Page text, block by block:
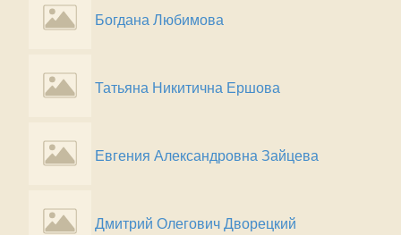
Богдана Любимова
Татьяна Никитична Ершова
Евгения Александровна Зайцева
Дмитрий Олегович Дворецкий